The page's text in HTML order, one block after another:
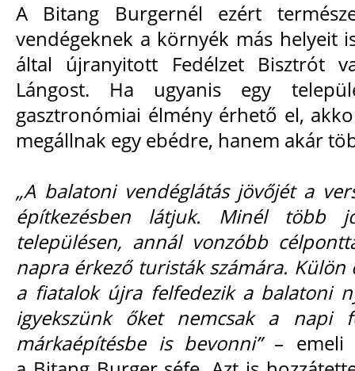
A Bitang Burgernél ezért
vendégeknek a környék más helyeit
által újranyitott Fedélzet Bisztrót
Lángost. Ha ugyanis egy
gasztronómiai élmény érhető el,
megállnak egy ebédre, hanem akár
„A balatoni vendéglátás jövőjét a
építkezésben látjuk. Minél több
településen, annál vonzóbb
napra érkező turisták számára.
a fiatalok újra felfedezik a balatoni
igyekszünk őket nemcsak a napi
márkaépítésbe is bevonni” – emeli